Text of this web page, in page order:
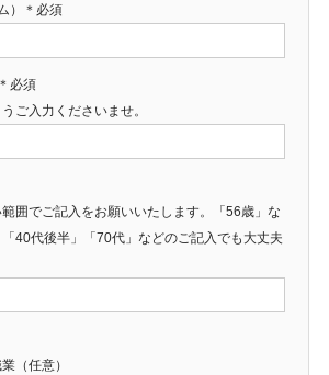
）＊必須
必須
ご入力くださいませ。
囲でご記入をお願いいたします。「56歳」な
40代後半」「70代」などのご記入でも大丈夫
（任意）